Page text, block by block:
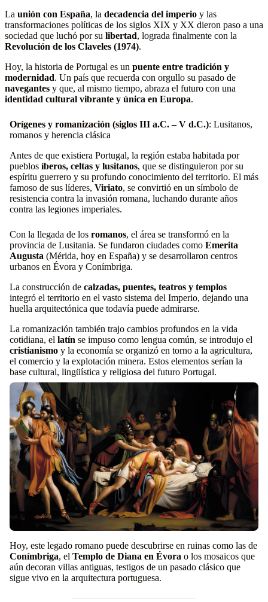
La unión con España, la decadencia del imperio y las
transformaciones políticas de los siglos XIX y XX dieron paso a una
sociedad que luchó por su libertad, lograda finalmente con la
Revolución de los Claveles (1974).
Hoy, la historia de Portugal es un puente entre tradición y
modernidad. Un país que recuerda con orgullo su pasado de
navegantes y que, al mismo tiempo, abraza el futuro con una
identidad cultural vibrante y única en Europa.
Orígenes y romanización (siglos III a.C. – V d.C.): Lusitanos,
romanos y herencia clásica
Antes de que existiera Portugal, la región estaba habitada por
pueblos íberos, celtas y lusitanos, que se distinguieron por su
espíritu guerrero y su profundo conocimiento del territorio. El más
famoso de sus líderes, Viriato, se convirtió en un símbolo de
resistencia contra la invasión romana, luchando durante años
contra las legiones imperiales.
Con la llegada de los romanos, el área se transformó en la
provincia de Lusitania. Se fundaron ciudades como Emerita
Augusta (Mérida, hoy en España) y se desarrollaron centros
urbanos en Évora y Conímbriga.
La construcción de calzadas, puentes, teatros y templos
integró el territorio en el vasto sistema del Imperio, dejando una
huella arquitectónica que todavía puede admirarse.
La romanización también trajo cambios profundos en la vida
cotidiana, el latín se impuso como lengua común, se introdujo el
cristianismo y la economía se organizó en torno a la agricultura,
el comercio y la explotación minera. Estos elementos serían la
base cultural, lingüística y religiosa del futuro Portugal.
Hoy, este legado romano puede descubrirse en ruinas como las de
Conímbriga, el Templo de Diana en Évora o los mosaicos que
aún decoran villas antiguas, testigos de un pasado clásico que
sigue vivo en la arquitectura portuguesa.